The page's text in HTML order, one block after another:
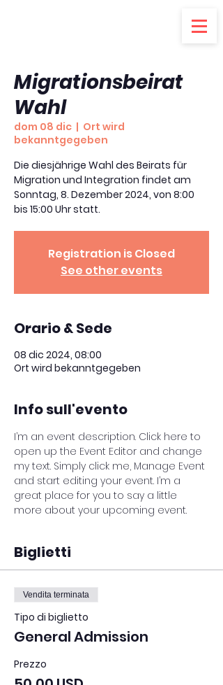
Migrationsbeirat
Wahl
dom 08 dic
  |
Ort wird
bekanntgegeben
Die diesjährige Wahl des Beirats für
Migration und Integration findet am
Sonntag, 8. Dezember 2024, von 8:00
bis 15:00 Uhr statt.
Registration is Closed
See other events
Orario & Sede
08 dic 2024, 08:00
Ort wird bekanntgegeben
Info sull'evento
I’m an event description. Click here to
open up the Event Editor and change
my text. Simply click me, Manage Event
and start editing your event. I’m a
great place for you to say a little
more about your upcoming event.
Biglietti
Vendita terminata
Tipo di biglietto
General Admission
Prezzo